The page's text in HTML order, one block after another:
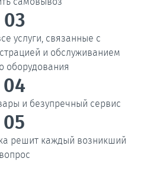
03
услуги, связанные с
и обслуживанием
оборудования
04
и безупречный сервис
05
решит каждый возникший
вопрос